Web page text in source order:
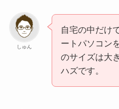
しゅん
自宅の中だけ
ートパソコン
のサイズは大
ハズです。